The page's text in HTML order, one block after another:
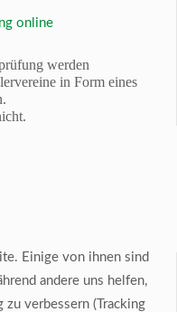
online
werden
in Form eines
Einige von ihnen sind
andere uns helfen,
verbessern (Tracking